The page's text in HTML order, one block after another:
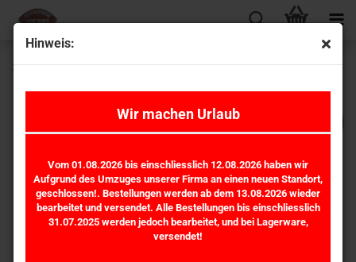
Hinweis:
Wir machen Urlaub
Vom 01.08.2026 bis einschliesslich 12.08.2026 haben wir
Aufgrund des Umzuges unserer Firma an einen neuen Standort,
geschlossen!. Bestellungen werden ab dem 13.08.2026 wieder
bearbeitet und versendet. Alle Bestellungen bis einschliesslich
31.07.2025 werden jedoch bearbeitet, und bei Lagerware,
versendet!
Stromberg 97 Hauptdüsen Set 0.041" 9533K-41 *